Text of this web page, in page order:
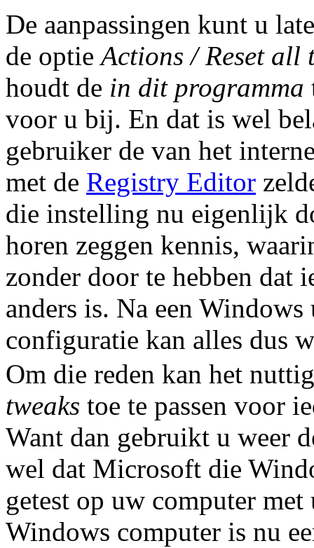
De aanpassingen kunt u
de optieActions / Reset all
houdt de in dit programma
voor u bij. En dat is wel
gebruiker de van het
met de Registry Editor
die instelling nu eigenlijk
horen zeggen kennis,
zonder door te hebben dat
anders is. Na een
configuratie kan alles dus
Om die reden kan het
tweaks toe te passen voor
Want dan gebruikt u weer
wel dat Microsoft die
getest op uw computer
Windows computer is nu